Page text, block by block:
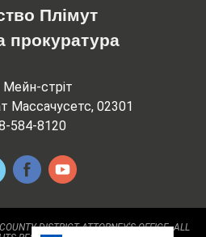
Плімут
прокуратура
Мейн-стріт
Массачусетс, 02301
584-8120
DISTRICT ATTORNEY'S OFFICE. ALL